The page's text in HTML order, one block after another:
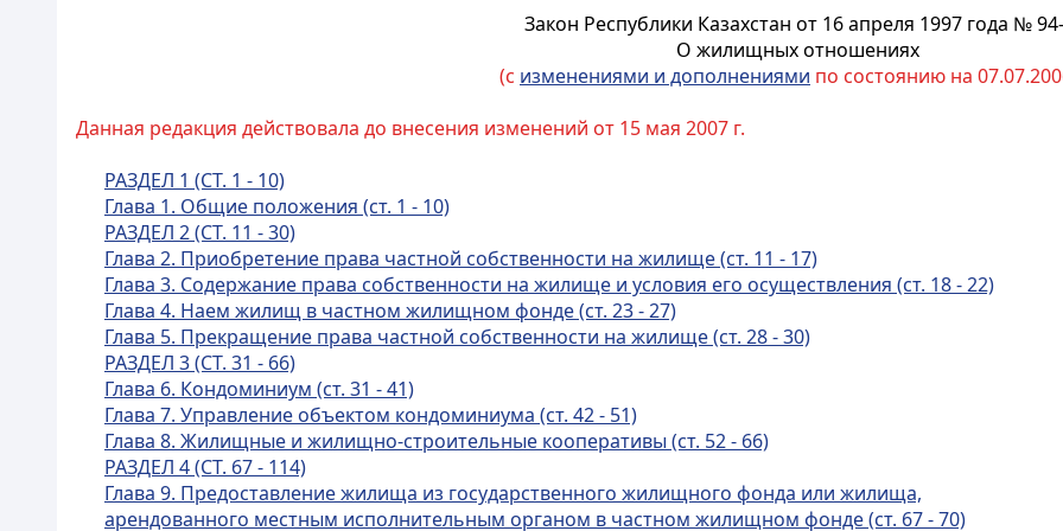
Закон Республики Казахстан от 16 апреля 1997 года №
О жилищных отношениях
(с изменениями и дополнениями по состоянию на
Данная редакция действовала до внесения изменений от 15 мая 2007 г.
РАЗДЕЛ 1 (СТ. 1 - 10)
Глава 1. Общие положения (ст. 1 - 10)
РАЗДЕЛ 2 (СТ. 11 - 30)
Глава 2. Приобретение права частной собственности на жилище (ст. 11 - 17)
Глава 3. Содержание права собственности на жилище и условия его осуществления (ст. 18 - 22)
Глава 4. Наем жилищ в частном жилищном фонде (ст. 23 - 27)
Глава 5. Прекращение права частной собственности на жилище (ст. 28 - 30)
РАЗДЕЛ 3 (СТ. 31 - 66)
Глава 6. Кондоминиум (ст. 31 - 41)
Глава 7. Управление объектом кондоминиума (ст. 42 - 51)
Глава 8. Жилищные и жилищно-строительные кооперативы (ст. 52 - 66)
РАЗДЕЛ 4 (СТ. 67 - 114)
Глава 9. Предоставление жилища из государственного жилищного фонда или жилища,
арендованного местным исполнительным органом в частном жилищном фонде (ст. 67 - 70)